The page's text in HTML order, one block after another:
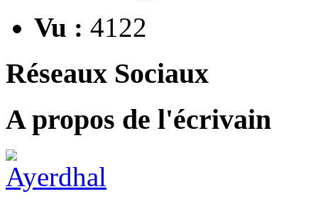
Vu : 4122
Réseaux Sociaux
A propos de l'écrivain